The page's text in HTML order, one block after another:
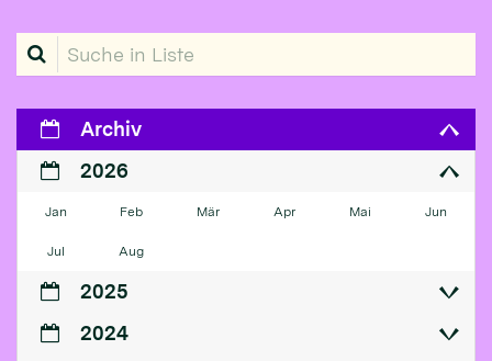
Suche in Liste
Archiv
2026
Jan Feb Mär Apr Mai Jun
Jul Aug
2025
2024